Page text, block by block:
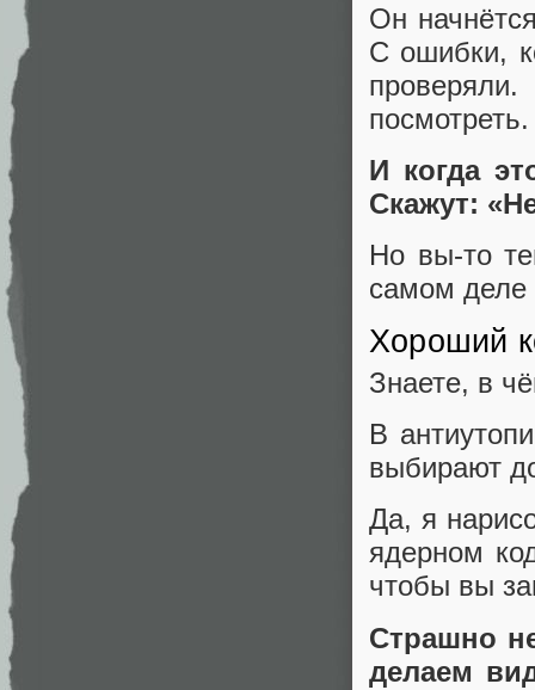
Он
С ошибки,
посмотреть.
И когда
Скажут:
Но вы-то
самом деле
Хороший
Знаете, в
В
выбирают
Да, я
ядерном
чтобы вы
Страшно
делаем